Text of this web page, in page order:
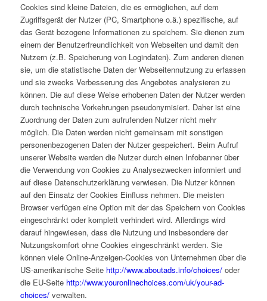
Cookies sind kleine Dateien, die es ermöglichen, auf dem
Zugriffsgerät der Nutzer (PC, Smartphone o.ä.) spezifische, auf
das Gerät bezogene Informationen zu speichern. Sie dienen zum
einem der Benutzerfreundlichkeit von Webseiten und damit den
Nutzern (z.B. Speicherung von Logindaten). Zum anderen dienen
sie, um die statistische Daten der Webseitennutzung zu erfassen
und sie zwecks Verbesserung des Angebotes analysieren zu
können. Die auf diese Weise erhobenen Daten der Nutzer werden
durch technische Vorkehrungen pseudonymisiert. Daher ist eine
Zuordnung der Daten zum aufrufenden Nutzer nicht mehr
möglich. Die Daten werden nicht gemeinsam mit sonstigen
personenbezogenen Daten der Nutzer gespeichert. Beim Aufruf
unserer Website werden die Nutzer durch einen Infobanner über
die Verwendung von Cookies zu Analysezwecken informiert und
auf diese Datenschutzerklärung verwiesen. Die Nutzer können
auf den Einsatz der Cookies Einfluss nehmen. Die meisten
Browser verfügen eine Option mit der das Speichern von Cookies
eingeschränkt oder komplett verhindert wird. Allerdings wird
darauf hingewiesen, dass die Nutzung und insbesondere der
Nutzungskomfort ohne Cookies eingeschränkt werden. Sie
können viele Online-Anzeigen-Cookies von Unternehmen über die
US-amerikanische Seite http://www.aboutads.info/choices/oder
die EU-Seite http://www.youronlinechoices.com/uk/your-ad-
choices/ verwalten.